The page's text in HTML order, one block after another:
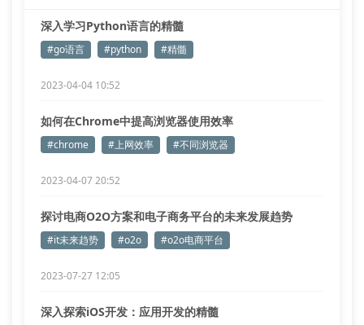
深入学习Python语言的精髓
#go语言 #python #精髓
2023-04-04 10:52
如何在Chrome中提高浏览器使用效率
#chrome #上网效率 #不同浏览器
2023-04-07 20:52
探讨电商O2O方案和电子商务平台的未来发展趋势
#it未来趋势 #o2o #o2o电商平台
2023-07-27 12:05
深入探索iOS开发：应用开发的精髓